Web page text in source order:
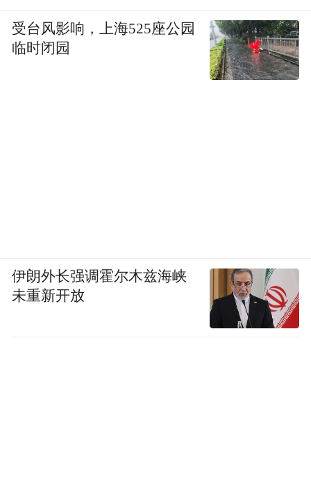
受台风影响，上海525座公园
临时闭园
伊朗外长强调霍尔木兹海峡
未重新开放